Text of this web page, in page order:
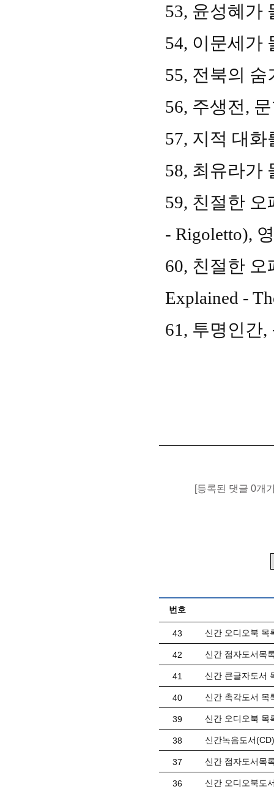
53, 윤성혜가
54, 이문세가
55, 전북의 숨
56, 주생전,
57, 지적 대화
58, 최유라가
59, 친절한
- Rigoletto),
60, 친절한
Explained -
61, 투명인간,
[등록된 댓글 0개
번호
43 신간 오디오북 목
42 신간 점자도서목
41 신간 큰글자도서
40 신간 촉각도서 목
39 신간 오디오북 목
38 신간녹음도서
37 신간 점자도서목
36 신간 오디오북도